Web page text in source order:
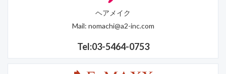
ヘアメイク
Mail: nomachi@a2-inc.com
Tel:03-5464-0753